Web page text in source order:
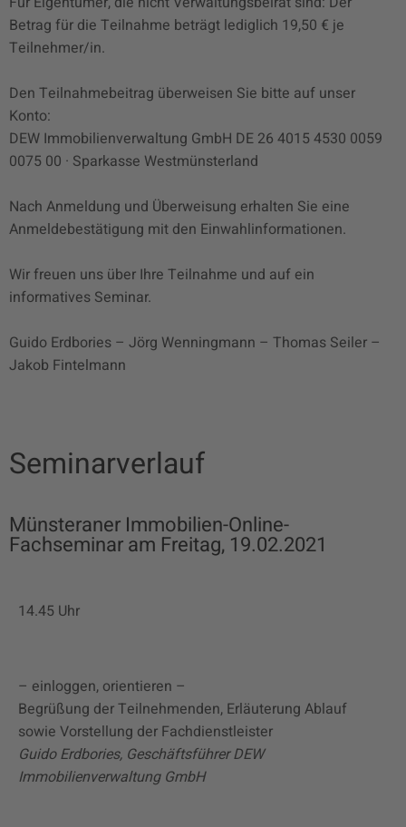
Betrag für die Teilnahme beträgt lediglich 19,50 € je
Teilnehmer/in.
Den Teilnahmebeitrag überweisen Sie bitte auf unser
Konto:
DEW Immobilienverwaltung GmbH DE 26 4015 4530 0059
0075 00 · Sparkasse Westmünsterland
Nach Anmeldung und Überweisung erhalten Sie eine
Anmeldebestätigung mit den Einwahlinformationen.
Wir freuen uns über Ihre Teilnahme und auf ein
informatives Seminar.
Guido Erdbories – Jörg Wenningmann – Thomas Seiler –
Jakob Fintelmann
Seminarverlauf
Münsteraner Immobilien-Online-
Fachseminar am Freitag, 19.02.2021
14.45 Uhr
– einloggen, orientieren –
Begrüßung der Teilnehmenden, Erläuterung Ablauf
sowie Vorstellung der Fachdienstleister
Guido Erdbories, Geschäftsführer DEW
Immobilienverwaltung GmbH